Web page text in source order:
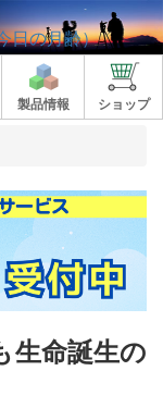
製品情報 ショップ
生命誕生の